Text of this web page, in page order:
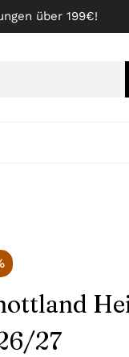
über 199€!
27